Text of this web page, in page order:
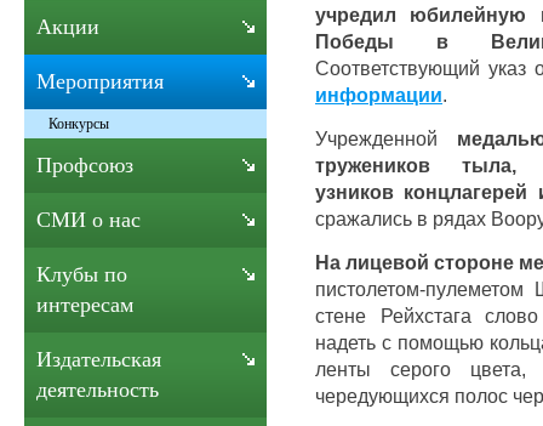
учредил юбилейную
Победы в
Соответствующий указ
информации
Учрежденной
тружеников тыла,
узников
сражались в рядах
На лицевой стороне
пистолетом-
стене Рейхстага
надеть с помощью
ленты серого цвета,
чередующихся полос
Акции
Мероприятия
Конкурсы
Профсоюз
СМИ о нас
Клубы по
интересам
Издательская
деятельность